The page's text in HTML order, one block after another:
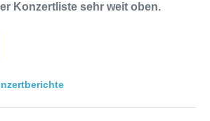
Konzertliste sehr weit oben.